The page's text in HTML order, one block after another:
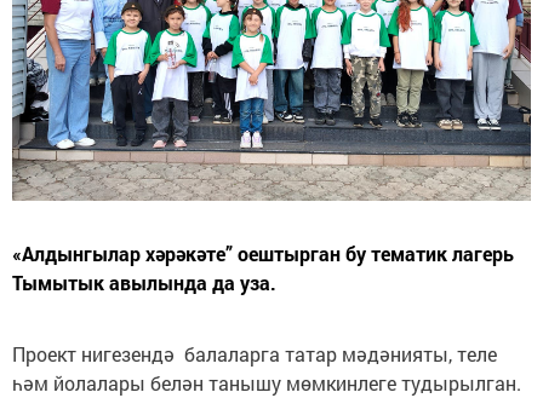
«Алдынгылар хәрәкәте” оештырган бу тематик лагерь
Тымытык авылында да уза.
Проект нигезендә балаларга татар мәдәнияты, теле
һәм йолалары белән танышу мөмкинлеге тудырылган.